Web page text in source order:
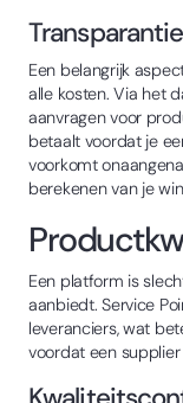
Een belangrijk
alle kosten. Via het
aanvragen voor
betaalt voordat je
voorkomt
berekenen van je
Een platform is
aanbiedt. Service
leveranciers, wat
voordat een